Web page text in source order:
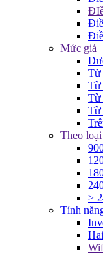
Mức giá
Từ
Từ
Từ
Từ
Theo loại
≥
Tính